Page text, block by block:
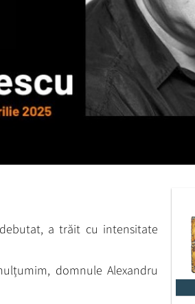
a trăit cu intensitate
domnule Alexandru